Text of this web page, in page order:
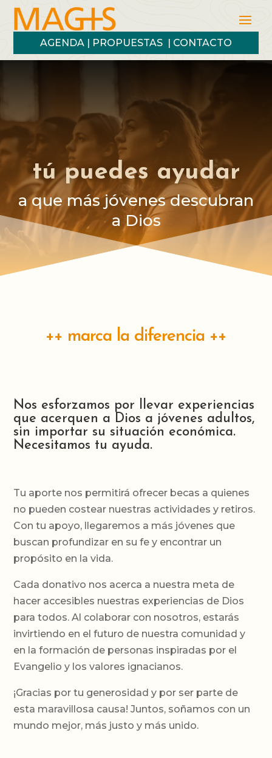
AGENDA | PROPUESTAS | CONTACTO
tú puedes ayudar
a que más jóvenes descubran
a Dios
++ marca la diferencia ++
Nos esforzamos por llevar experiencias
que acerquen a Dios a jóvenes adultos,
sin importar su situación económica.
Necesitamos tu ayuda.
Tu aporte nos permitirá ofrecer becas a quienes
no pueden costear nuestras actividades y retiros.
Con tu apoyo, llegaremos a más jóvenes que
buscan profundizar en su fe y encontrar un
propósito en la vida.
Cada donativo nos acerca a nuestra meta de
hacer accesibles nuestras experiencias de Dios
para todos. Al colaborar con nosotros, estarás
invirtiendo en el futuro de nuestra comunidad y
en la formación de personas inspiradas por el
Evangelio y los valores ignacianos.
¡Gracias por tu generosidad y por ser parte de
esta maravillosa causa! Juntos, soñamos con un
mundo mejor, más justo y más unido.